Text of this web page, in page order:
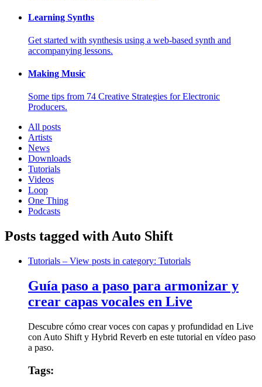
Learning Synths
Get started with synthesis using a web-based synth and
accompanying lessons.
Making Music
Some tips from 74 Creative Strategies for Electronic
Producers.
All posts
Artists
News
Downloads
Tutorials
Videos
Loop
One Thing
Podcasts
Posts tagged with Auto Shift
Tutorials – View posts in category: Tutorials
Guía paso a paso para armonizar y
crear capas vocales en Live
Descubre cómo crear voces con capas y profundidad en Live
con Auto Shift y Hybrid Reverb en este tutorial en vídeo paso
a paso.
Tags: